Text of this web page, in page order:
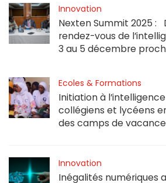
Innovation
Nexten Summit 2025 :
rendez-vous de
3 au 5 décembre
Ecoles & Formations
Initiation à
collégiens et lycéens
des camps de
Innovation
Inégalités numériques